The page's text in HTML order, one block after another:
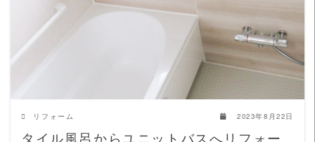
READ MORE
リフォーム 2023年8月22日
タイル風呂からユニットバスへリフォー